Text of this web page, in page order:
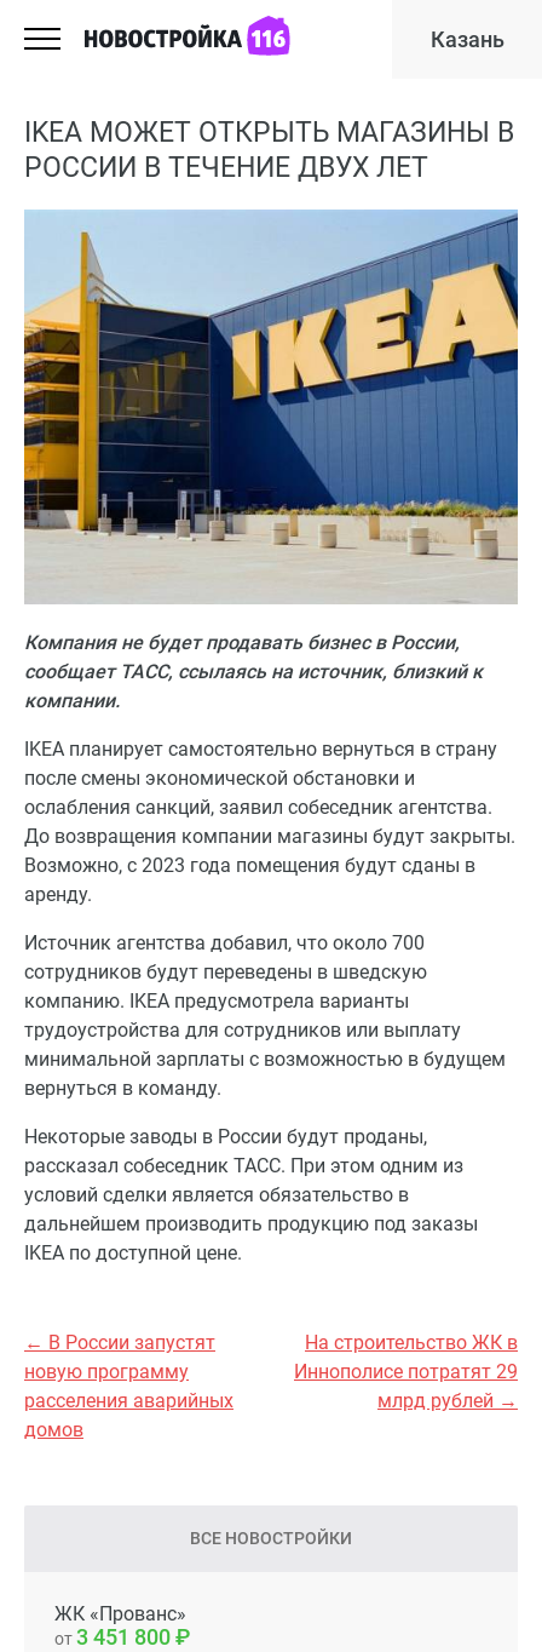
Казань
IKEA МОЖЕТ ОТКРЫТЬ МАГАЗИНЫ В
РОССИИ В ТЕЧЕНИЕ ДВУХ ЛЕТ
Компания не будет продавать бизнес в России,
сообщает ТАСС, ссылаясь на источник, близкий к
компании.
IKEA планирует самостоятельно вернуться в страну
после смены экономической обстановки и
ослабления санкций, заявил собеседник агентства.
До возвращения компании магазины будут закрыты.
Возможно, с 2023 года помещения будут сданы в
аренду.
Источник агентства добавил, что около 700
сотрудников будут переведены в шведскую
компанию. IKEA предусмотрела варианты
трудоустройства для сотрудников или выплату
минимальной зарплаты с возможностью в будущем
вернуться в команду.
Некоторые заводы в России будут проданы,
рассказал собеседник ТАСС. При этом одним из
условий сделки является обязательство в
дальнейшем производить продукцию под заказы
IKEA по доступной цене.
← В России запустят
новую программу
расселения аварийных
домов
На строительство ЖК в
Иннополисе потратят 29
млрд рублей →
ВСЕ НОВОСТРОЙКИ
ЖК «Прованс»
от3 451 800